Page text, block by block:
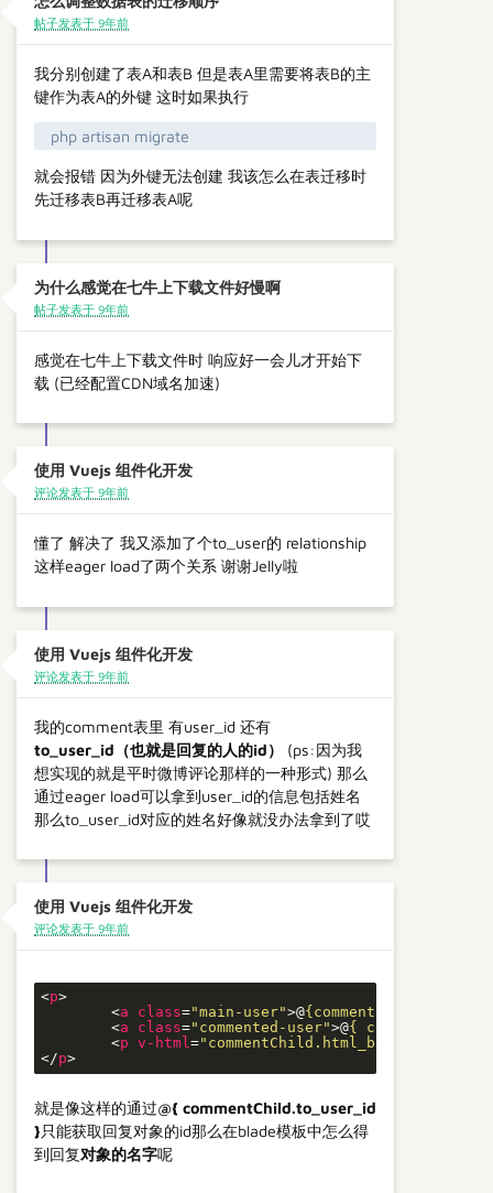
帖子发表于 9年前
我分别创建了表A和表B 但是表A里需要将表B的主
键作为表A的外键 这时如果执行
php artisan migrate
就会报错 因为外键无法创建 我该怎么在表迁移时
先迁移表B再迁移表A呢
为什么感觉在七牛上下载文件好慢啊
帖子发表于 9年前
感觉在七牛上下载文件时 响应好一会儿才开始下
载 (已经配置CDN域名加速)
使用 Vuejs 组件化开发
评论发表于 9年前
懂了 解决了 我又添加了个to_user的 relationship
这样eager load了两个关系 谢谢Jelly啦
使用 Vuejs 组件化开发
评论发表于 9年前
我的comment表里 有user_id 还有
to_user_id（也就是回复的人的id）
(ps:因为我
想实现的就是平时微博评论那样的一种形式) 那么
通过eager load可以拿到user_id的信息包括姓名
那么to_user_id对应的姓名好像就没办法拿到了哎
使用 Vuejs 组件化开发
评论发表于 9年前
<p>
<a class="main-user">@
<a class="commented-user">@{
<p v-html="commentChild.html_body"
</p>
就是像这样的通过@{ commentChild.to_user_id
}只能获取回复对象的id那么在blade模板中怎么得
到回复对象的名字呢